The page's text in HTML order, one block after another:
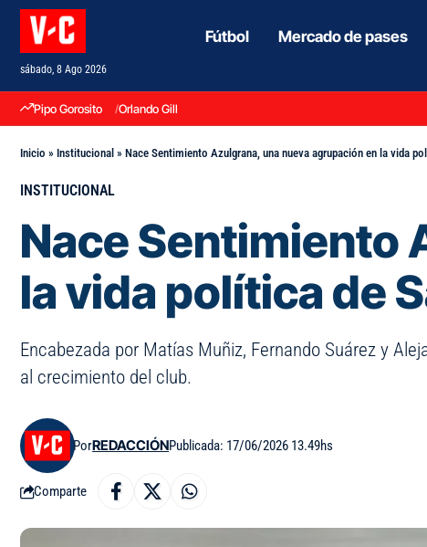
sábado, 8 Ago 2026
Fútbol Mercado de pases
Pipo Gorosito Orlando Gill
Inicio » Institucional » Nace Sentimiento Azulgrana, una nueva agrupación en la vida
INSTITUCIONAL
Nace Sentimiento
la vida política de
Encabezada por Matías Muñiz, Fernando Suárez y
al crecimiento del club.
PorREDACCIÓNPublicada: 17/06/2026 13.49hs
Comparte